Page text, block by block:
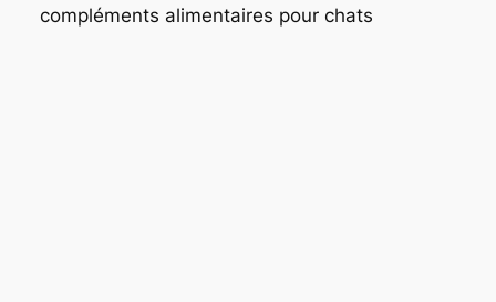
compléments alimentaires pour chats